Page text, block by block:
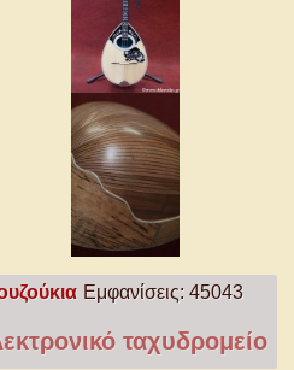
Εμφανίσεις: 45043
ταχυδρομείο